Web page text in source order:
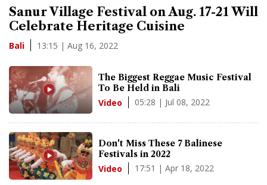
Sanur Village Festival on Aug. 17-21 Will
Celebrate Heritage Cuisine
Bali 13:15 | Aug 16, 2022
The Biggest Reggae Music Festival
To Be Held in Bali
Video 05:28 | Jul 08, 2022
Don't Miss These 7 Balinese
Festivals in 2022
Video 17:51 | Apr 18, 2022